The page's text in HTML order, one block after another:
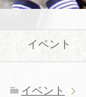
イベント
イベント